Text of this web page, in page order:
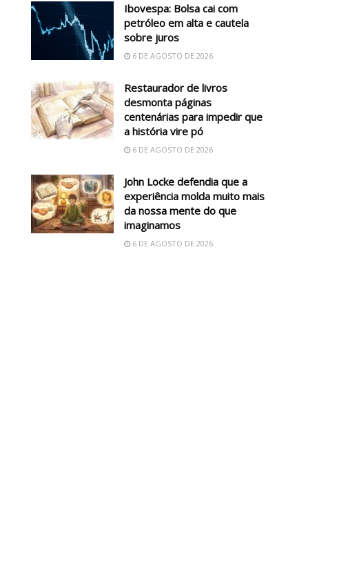
Ibovespa: Bolsa cai com
petróleo em alta e cautela
sobre juros
6 DE AGOSTO DE 2026
Restaurador de livros
desmonta páginas
centenárias para impedir que
a história vire pó
6 DE AGOSTO DE 2026
John Locke defendia que a
experiência molda muito mais
da nossa mente do que
imaginamos
6 DE AGOSTO DE 2026